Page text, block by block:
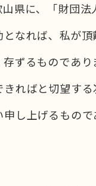
県に、「財団
なれば、私が
ずるものであり
ればと切望す
し上げるもので